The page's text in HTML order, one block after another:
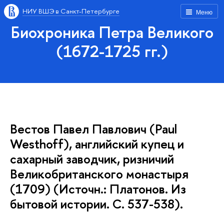
Меню
НИУ ВШЭ в Санкт-Петербурге
Биохроника Петра Великого
(1672-1725 гг.)
Вестов Павел Павлович (Paul
Westhoff), английский купец и
сахарный заводчик, ризничий
Великобританского монастыря
(1709) (Источн.: Платонов. Из
бытовой истории. С. 537-538).